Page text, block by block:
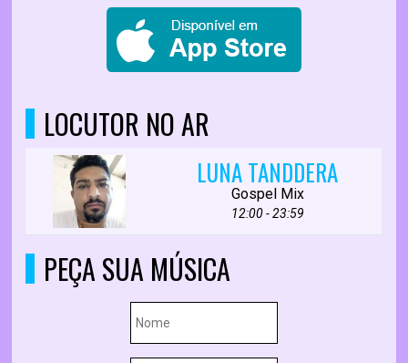
LOCUTOR NO AR
LUNA TANDDERA
Gospel Mix
12:00 - 23:59
PEÇA SUA MÚSICA